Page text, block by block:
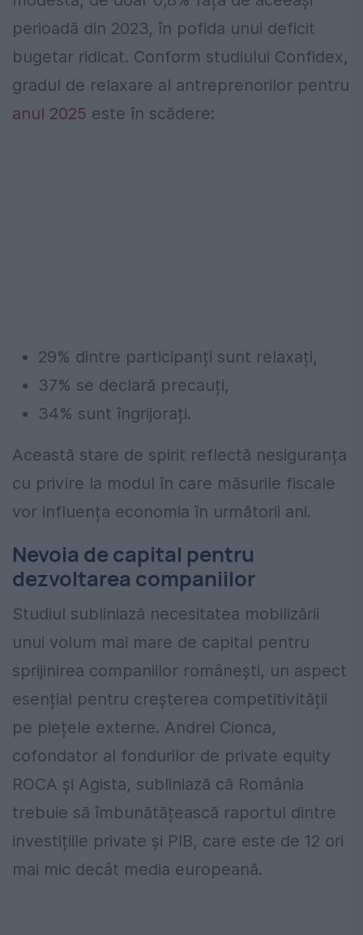
perioadă din 2023, în pofida unui deficit
bugetar ridicat. Conform studiului Confidex,
gradul de relaxare al antreprenorilor pentru
anul 2025 este în scădere:
29% dintre participanți sunt relaxați,
37% se declară precauți,
34% sunt îngrijorați.
Această stare de spirit reflectă nesiguranța
cu privire la modul în care măsurile fiscale
vor influența economia în următorii ani.
Nevoia de capital pentru
dezvoltarea companiilor
Studiul subliniază necesitatea mobilizării
unui volum mai mare de capital pentru
sprijinirea companiilor românești, un aspect
esențial pentru creșterea competitivității
pe piețele externe. Andrei Cionca,
cofondator al fondurilor de private equity
ROCA și Agista, subliniază că România
trebuie să îmbunătățească raportul dintre
investițiile private și PIB, care este de 12 ori
mai mic decât media europeană.